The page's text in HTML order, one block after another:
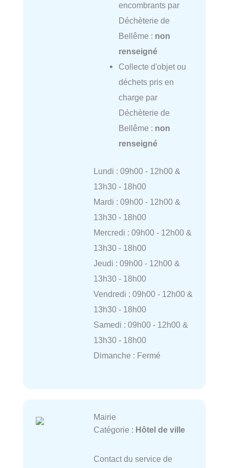
encombrants par
Déchèterie de
Bellême : non
renseigné
Collecte d'objet ou
déchets pris en
charge par
Déchèterie de
Bellême : non
renseigné
Lundi : 09h00 - 12h00 &
13h30 - 18h00
Mardi : 09h00 - 12h00 &
13h30 - 18h00
Mercredi : 09h00 - 12h00 &
13h30 - 18h00
Jeudi : 09h00 - 12h00 &
13h30 - 18h00
Vendredi : 09h00 - 12h00 &
13h30 - 18h00
Samedi : 09h00 - 12h00 &
13h30 - 18h00
Dimanche : Fermé
Mairie
Catégorie : Hôtel de ville
Contact du service de